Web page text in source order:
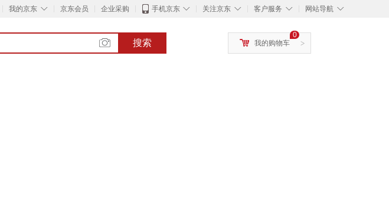
◇
我的京东 京东会员 企业采购 ◇
手机京东 ◇
关注京东 ◇
客户服务 ◇
网站导航
搜索 >
0
我的购物车